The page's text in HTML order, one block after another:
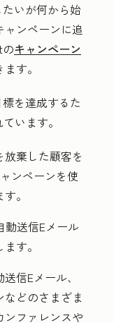
いが何から始
ンペーンに追
キャンペーン
す。
を達成するた
います。
棄した顧客を
ンペーンを使
。
動送信Eメール
す。
送信Eメール、
どのさまざま
ンファレンスや